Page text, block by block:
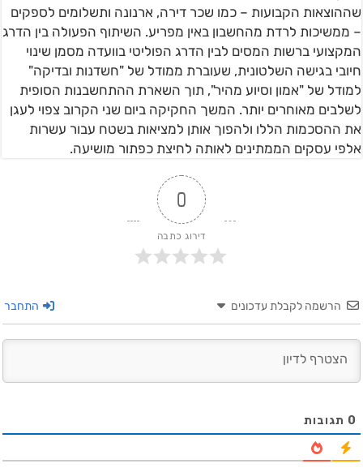
שההוצאות הקבועות – כמו שכר דירה, ארנונה ותשלומים לספקים
– ממשיכות לרדת מהחשבון באין מפריע. השיתוף הפעולה בין הדרג
המקצועי ברשות המסים לבין הדרג הפוליטי בוועדה מסמן שינוי
חיובי בגישה השלטונית, שעוברת ממודל של "חשדנות ובדיקה"
למודל של "אמון וסיוע מהיר", תוך השארת ההתחשבנות הסופית
לשלבים מאוחרים יותר. המשך החקיקה ביום שני הקרוב צפוי לעגן
את ההסכמות הללו ולהפוך אותן למציאות בשטח עבור עשרות
אלפי עסקים הממתינים לאותה לחיצת כפתור מושיעה.
0
דירוג כתבה
הרשמה לקבלת עדכונים התחבר
0 תגובות